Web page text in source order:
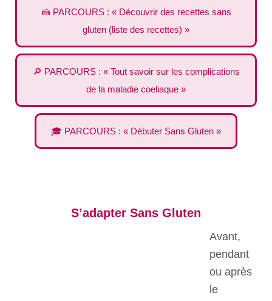
🍰 PARCOURS : « Découvrir des recettes sans
gluten (liste des recettes) »
🔎 PARCOURS : « Tout savoir sur les complications
de la maladie coeliaque »
🎓 PARCOURS : « Débuter Sans Gluten »
S’adapter Sans Gluten
Avant,
pendant
ou après
le